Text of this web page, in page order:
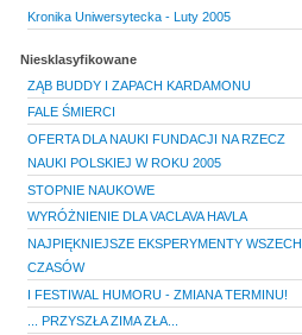
Kronika Uniwersytecka - Luty 2005
Niesklasyfikowane
ZĄB BUDDY I ZAPACH KARDAMONU
FALE ŚMIERCI
OFERTA DLA NAUKI FUNDACJI NA RZECZ
NAUKI POLSKIEJ W ROKU 2005
STOPNIE NAUKOWE
WYRÓŻNIENIE DLA VACLAVA HAVLA
NAJPIĘKNIEJSZE EKSPERYMENTY WSZECH
CZASÓW
I FESTIWAL HUMORU - ZMIANA TERMINU!
... PRZYSZŁA ZIMA ZŁA...